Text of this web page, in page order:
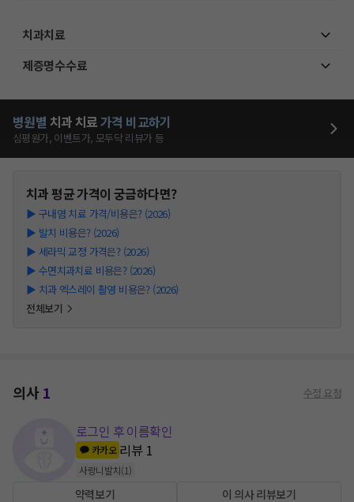
치과치료
제증명수수료
병원별 치과 치료가격 비교하기
심평원가, 이벤트가, 모두닥 리뷰가 등
치과평균 가격이 궁금하다면?
▶ 구내염 치료 가격/비용은? (2026)
▶ 발치 비용은? (2026)
▶ 세라믹 교정 가격은? (2026)
▶ 수면치과치료 비용은? (2026)
▶ 치과 엑스레이 촬영 비용은? (2026)
전체보기
의사1 수정 요청
로그인 후 이름확인
카카오 리뷰 1
사랑니발치(1)
약력보기 이 의사 리뷰보기